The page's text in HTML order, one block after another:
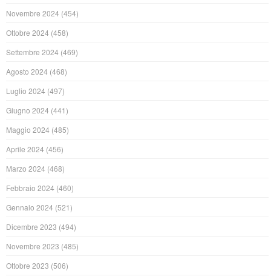
Novembre 2024 (454)
Ottobre 2024 (458)
Settembre 2024 (469)
Agosto 2024 (468)
Luglio 2024 (497)
Giugno 2024 (441)
Maggio 2024 (485)
Aprile 2024 (456)
Marzo 2024 (468)
Febbraio 2024 (460)
Gennaio 2024 (521)
Dicembre 2023 (494)
Novembre 2023 (485)
Ottobre 2023 (506)